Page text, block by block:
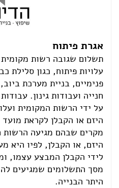
אגרת פיתוח
תשלום שגובה רשות
עלויות פיתוח, כגון סלילת
פנימיים, בניית מערכת
חנייה ועבודות גינון.
על ידי הרשות המקומית
היזם או הקבלן לקראת
מקרים שבהם מגיעה
היזם, או הקבלן, לפיו היא
לידי הקבלן המבצע עצמו,
מסך התשלומים שמגיעים
היתר הבנייה.